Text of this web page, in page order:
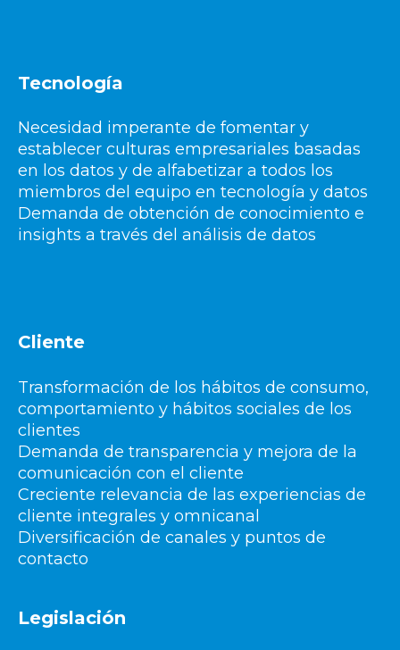
Tecnología
Necesidad imperante de fomentar y
establecer culturas empresariales basadas
en los datos y de alfabetizar a todos los
miembros del equipo en tecnología y datos
Demanda de obtención de conocimiento e
insights a través del análisis de datos
Cliente
Transformación de los hábitos de consumo,
comportamiento y hábitos sociales de los
clientes
Demanda de transparencia y mejora de la
comunicación con el cliente
Creciente relevancia de las experiencias de
cliente integrales y omnicanal
Diversificación de canales y puntos de
contacto
Legislación